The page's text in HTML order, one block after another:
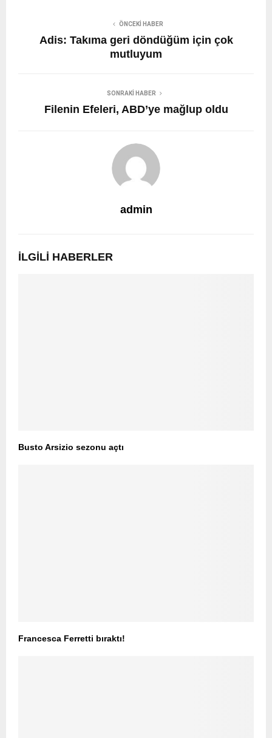
ÖNCEKI HABER
Adis: Takıma geri döndüğüm için çok
mutluyum
SONRAKI HABER
Filenin Efeleri, ABD’ye mağlup oldu
admin
İLGILI HABERLER
Busto Arsizio sezonu açtı
Francesca Ferretti bıraktı!